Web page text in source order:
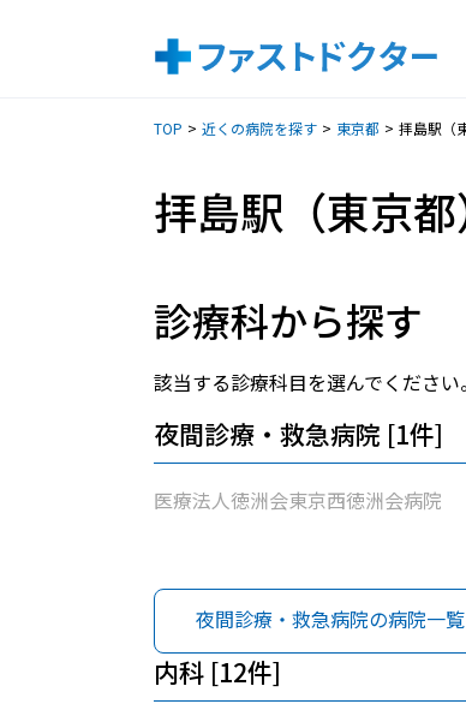
TOP 近くの病院を探す 東京都 拝島駅（
拝島駅（東京
診療科から探す
該当する診療科目を選んでください。
夜間診療・救急病院 [1件]
医療法人徳洲会東京西徳洲会病院
夜間診療・救急病院の病院一
内科 [12件]